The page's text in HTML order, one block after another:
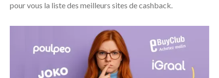
pour vous la liste des meilleurs sites de cashback.